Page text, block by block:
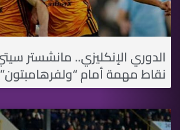
نقاط مهمة أمام “ولفرهامبتون”